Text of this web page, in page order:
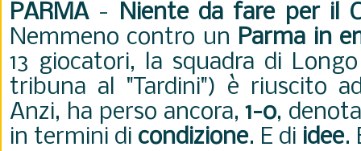
PARMA - Niente da fare per il
Nemmeno contro un Parma in
13 giocatori, la squadra di
tribuna al "Tardini") è riuscito
Anzi, ha perso ancora,1-0,
in termini di condizione. E di idee.